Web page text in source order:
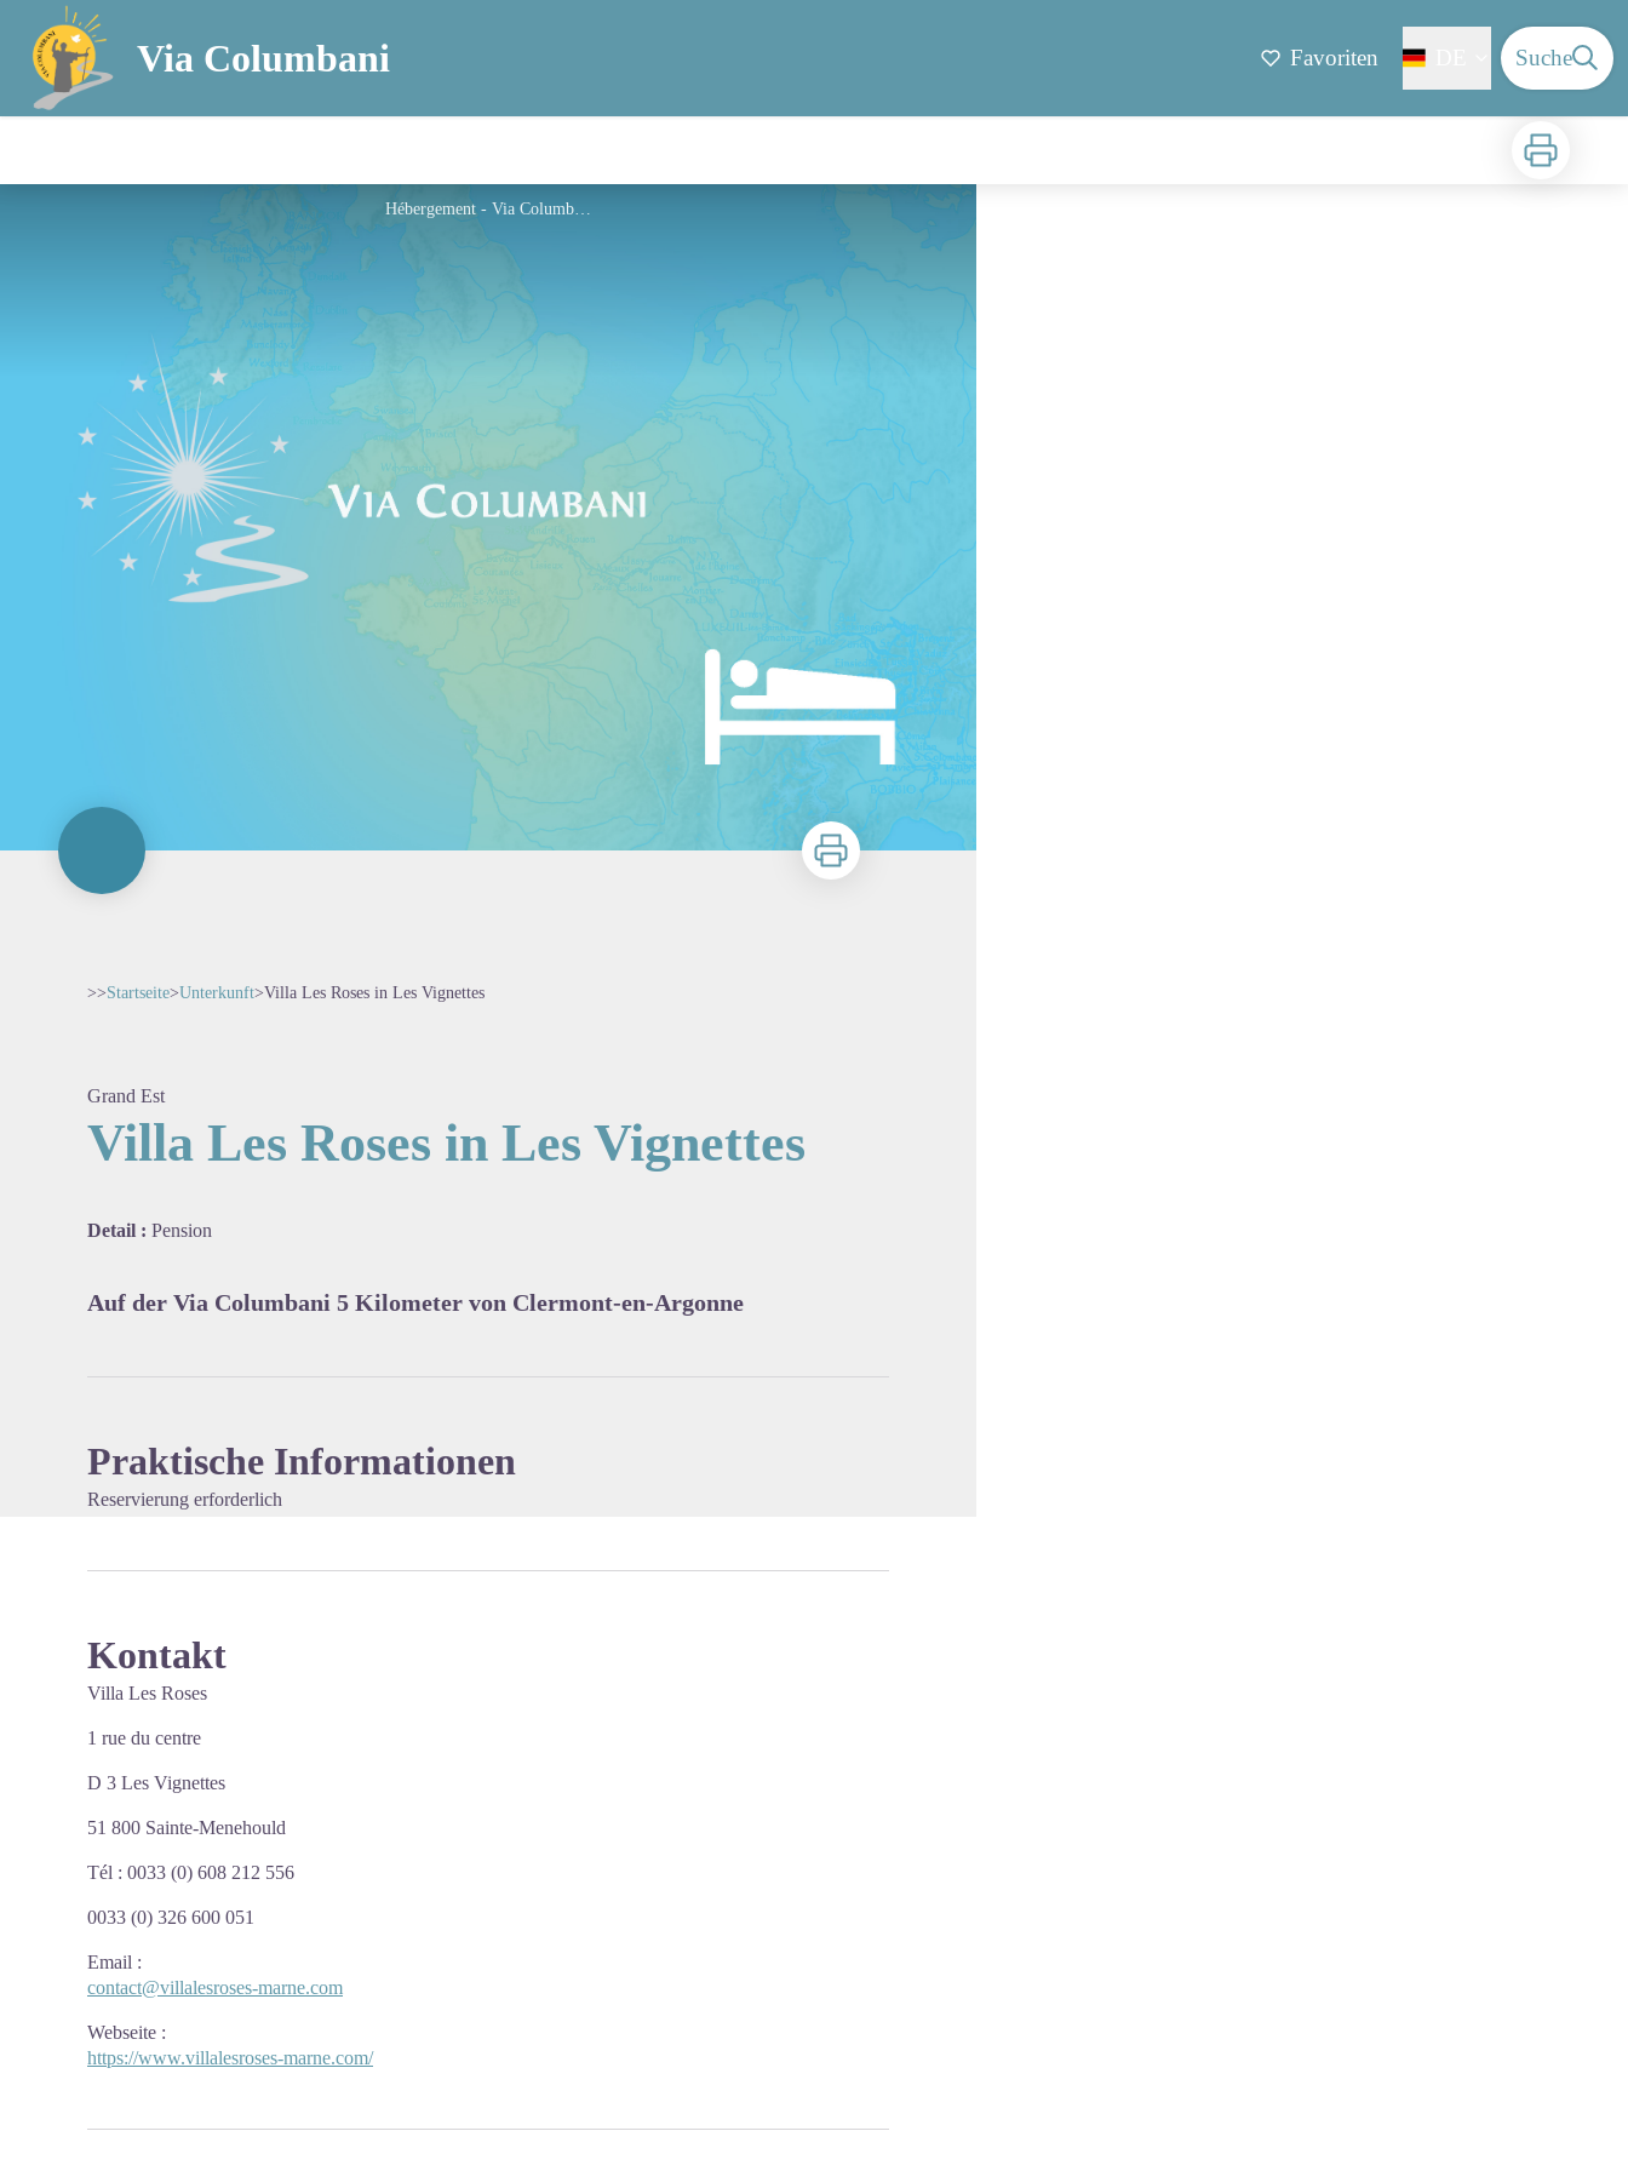
Via Columbani Favoriten Suche
Zu drucken
Hébergement - Via Columbani
Zu drucken
>>Startseite>Unterkunft>Villa Les Roses in Les Vignettes
Grand Est
Villa Les Roses in Les Vignettes
Detail : Pension
Auf der Via Columbani 5 Kilometer von Clermont-en-Argonne
Praktische Informationen
Reservierung erforderlich
Kontakt
Villa Les Roses
1 rue du centre
D 3 Les Vignettes
51 800 Sainte-Menehould
Tél : 0033 (0) 608 212 556
0033 (0) 326 600 051
Email :
contact@villalesroses-marne.com
Webseite :
https://www.villalesroses-marne.com/